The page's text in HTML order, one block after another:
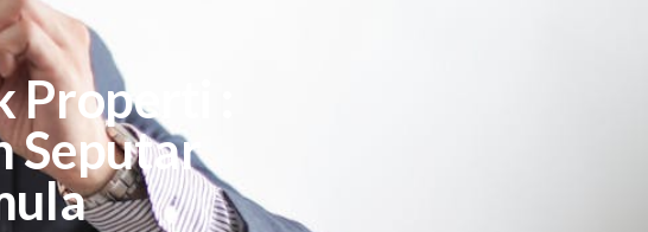
:
Seputar